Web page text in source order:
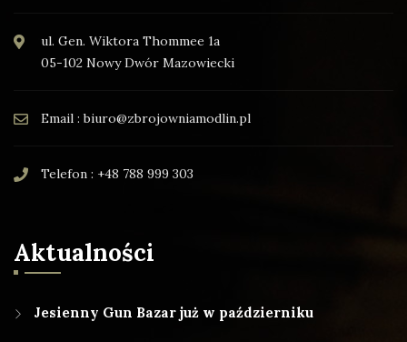
ul. Gen. Wiktora Thommee 1a
05-102 Nowy Dwór Mazowiecki
Email : biuro@zbrojowniamodlin.pl
Telefon : +48 788 999 303
Aktualności
Jesienny Gun Bazar już w październiku